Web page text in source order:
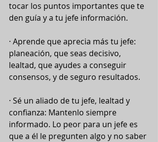
tocar los puntos importantes que te
den guía y a tu jefe información.
· Aprende que aprecia más tu jefe:
planeación, que seas decisivo,
lealtad, que ayudes a conseguir
consensos, y de seguro resultados.
· Sé un aliado de tu jefe, lealtad y
confianza: Mantenlo siempre
informado. Lo peor para un jefe es
que a él le pregunten algo y no saber